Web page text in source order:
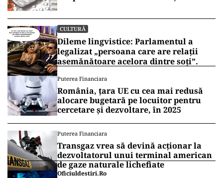
CULTURĂ
Dileme lingvistice: Parlamentul a
legalizat „persoana care are relații
asemănătoare acelora dintre soți”.
Puterea Financiara
România, țara UE cu cea mai redusă
alocare bugetară pe locuitor pentru
cercetare și dezvoltare, în 2025
Puterea Financiara
Transgaz vrea să devină acționar la
dezvoltatorul unui terminal american
de gaze naturale lichefiate
Oficiuldestiri.ro